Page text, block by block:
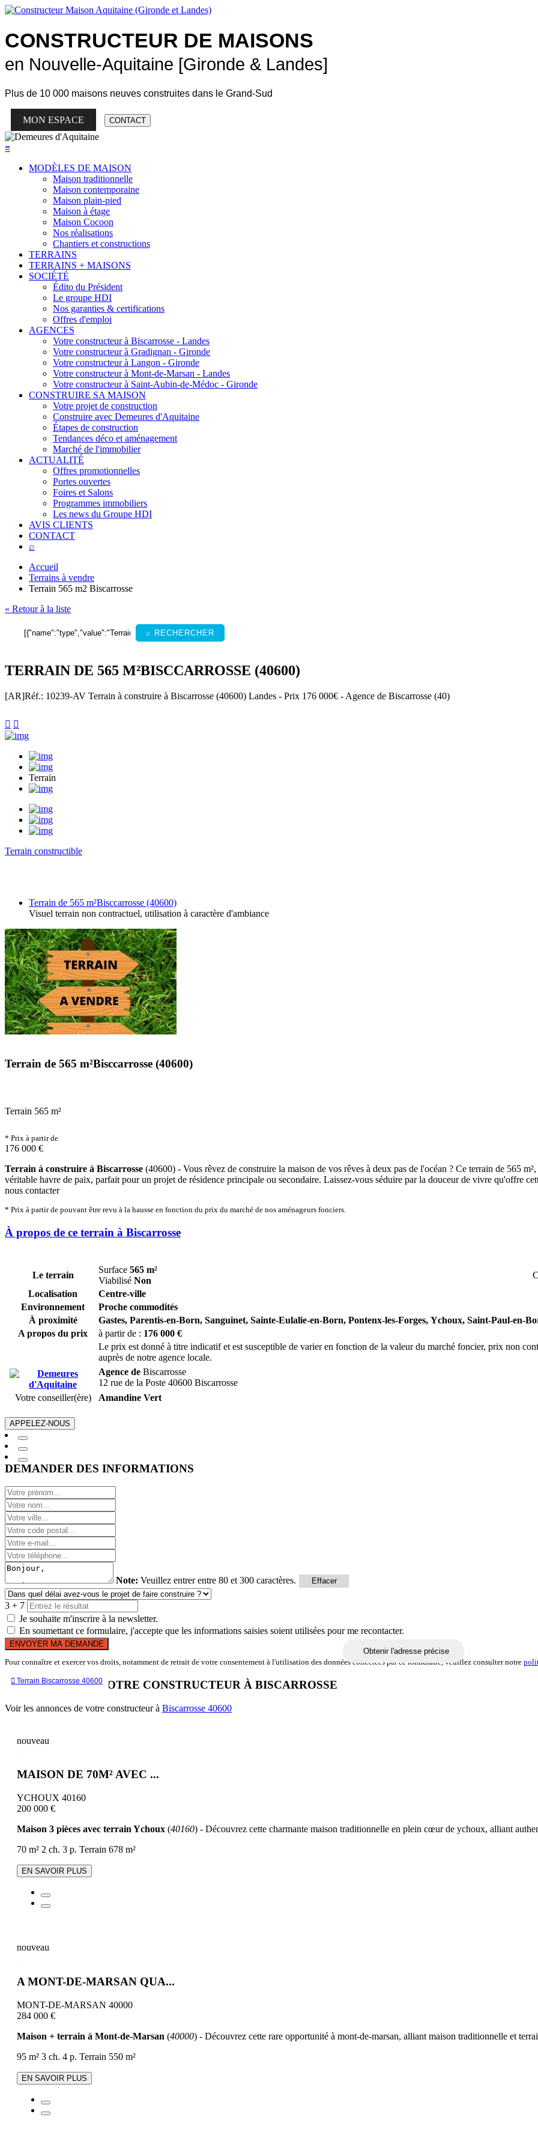
CONSTRUCTEUR DE MAISONS
en Nouvelle-Aquitaine [Gironde & Landes]
Plus de 10 000 maisons neuves construites dans le Grand-Sud
MON ESPACE CONTACT
≡
MODÈLES DE MAISON
Maison traditionnelle
Maison contemporaine
Maison plain-pied
Maison à étage
Maison Cocoon
Nos réalisations
Chantiers et constructions
TERRAINS
TERRAINS + MAISONS
SOCIÉTÉ
Édito du Président
Le groupe HDI
Nos garanties & certifications
Offres d'emploi
AGENCES
Votre constructeur à Biscarrosse - Landes
Votre constructeur à Gradignan - Gironde
Votre constructeur à Langon - Gironde
Votre constructeur à Mont-de-Marsan - Landes
Votre constructeur à Saint-Aubin-de-Médoc - Gironde
CONSTRUIRE SA MAISON
Votre projet de construction
Construire avec Demeures d'Aquitaine
Étapes de construction
Tendances déco et aménagement
Marché de l'immobilier
ACTUALITÉ
Offres promotionnelles
Portes ouvertes
Foires et Salons
Programmes immobiliers
Les news du Groupe HDI
AVIS CLIENTS
CONTACT
⌕
Accueil
Terrains à vendre
Terrain 565 m2 Biscarrosse
« Retour à la liste
⌕ RECHERCHER
TERRAIN DE 565 M²BISCCARROSSE (40600)
[AR]Réf.: 10239-AV Terrain à construire à Biscarrosse (40600) Landes - Prix 176 000€ - Agence de Biscarrosse (40)
 
Terrain
Terrain constructible
Terrain de 565 m²Bisccarrosse (40600)
Visuel terrain non contractuel, utilisation à caractère d'ambiance
Terrain de 565 m²Bisccarrosse (40600)
Terrain 565 m²
* Prix à partir de
176 000 €
Terrain à construire à Biscarrosse (40600) - Vous rêvez de construire la maison de vos rêves à deux pas de l'océan ? Ce terrain de 565
véritable havre de paix, parfait pour un projet de résidence principale ou secondaire. Laissez-vous séduire par la douceur de vivre qu'offre
nous contacter
* Prix à partir de pouvant être revu à la hausse en fonction du prix du marché de nos aménageurs fonciers.
À propos de ce terrain à Biscarrosse
Le terrain
Surface 565 m²
Viabilisé Non
Localisation
Centre-ville
Environnement
Proche commodités
À proximité
Gastes, Parentis-en-Born, Sanguinet, Sainte-Eulalie-en-Born, Pontenx-les-Forges, Ychoux, Saint-Paul-en-
A propos du prix
à partir de : 176 000 €
Le prix est donné à titre indicatif et est susceptible de varier en fonction de la valeur du marché foncier, prix non
auprès de notre agence locale.
Agence de Biscarrosse
12 rue de la Poste 40600 Biscarrosse
Votre conseiller(ère)
Amandine Vert
APPELEZ-NOUS
DEMANDER DES INFORMATIONS
Note: Veuillez entrer entre 80 et 300 caractères. Effacer
3 + 7
Je souhaite m'inscrire à la newsletter.
En soumettant ce formulaire, j'accepte que les informations saisies soient utilisées pour me recontacter.
ENVOYER MA DEMANDE
Pour connaître et exercer vos droits, notamment de retrait de votre consentement à l'utilisation des données collectées par ce formulaire, veuillez consulter notre
 Terrain Biscarrosse 40600
Obtenir l'adresse précise
LES OFFRES DE VOTRE CONSTRUCTEUR À BISCARROSSE
Voir les annonces de votre constructeur à Biscarrosse 40600
nouveau
MAISON DE 70M² AVEC ...
YCHOUX 40160
200 000 €
Maison 3 pièces avec terrain Ychoux (40160) - Découvrez cette charmante maison traditionnelle en plein cœur de ychoux, alliant
70 m² 2 ch. 3 p. Terrain 678 m²
EN SAVOIR PLUS
nouveau
A MONT-DE-MARSAN QUA...
MONT-DE-MARSAN 40000
284 000 €
Maison + terrain à Mont-de-Marsan (40000) - Découvrez cette rare opportunité à mont-de-marsan, alliant maison traditionnelle et
95 m² 3 ch. 4 p. Terrain 550 m²
EN SAVOIR PLUS